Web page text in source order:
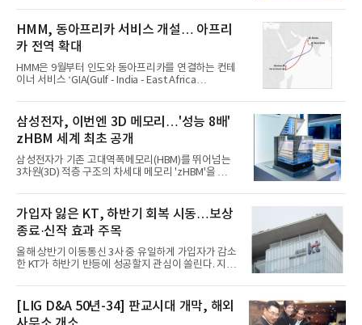
료 솔루션 관련 협력
억원에서 30억원으로 확대된다.증액된 상금은 삼성
창업주 호암 이병철 선생 서거 40주기가 되는 2027년
제37회 시상부터 적용된다. 호암재단은 국내 최고 권
위의 상으로 인정받는 삼성호암상의 위상을 제고하
고, 인류 사회 발전에 공헌한 우수 인재에 대한 지원을
강화하기 위한 결정이라고 설명했다.삼성호암상은 최
근 수상자들이 노벨상, 필즈상 등 세계적 권위의 상들
호암상 과학
HMM, 동아프리카 서비스 개설… 아프리
카 전역 확대
HMM은 9월부터 인도와 동아프리카를 연결하는 컨테
이너 서비스 ‘GIA(Gulf - India - East Africa
최원혁 사장 부임 이후 추진 중인 컨테이너 부문 ‘허브
앤 스포크(Hub & Spoke)’ 전략의 두 번째 아프리카
지선망이다. 인도 및 중앙아시아발 화물이 집결하는
나바셰바(Nhava Sheva)와 문드라(Mundra)를 중심
으로 동아프리카를 연결한다.첫 출항은 9월 넷째 주
나바셰바에서 시작되며, 2800TEU(1TEU는 20피트
길이 컨테이너)급 컨테이너선 5척이 투입된다. 기항
냐) 순이다. 중국 COSCO
삼성전자, 이번엔 3D 메모리…'성능 8배'
zHBM 세계 최초 공개
삼성전자가 기존 고대역폭메모리(HBM)를 뛰어넘는
3차원(3D) 적층 구조의 차세대 메모리 'zHBM'을 세계
수직으로 쌓아 올려 데이터 이동 거리를 최소화한 것
이 핵심이다.5일 업계에 따르면 삼성전자는 4일부터
6일(현지시간)까지 미국 캘리포니아주 산타클라라 컨
벤션센터에서 열리는 '퓨처오브메모리앤스토리지
(FMS) 2026'에 참가해 차세대 3D 메모리 아키텍처인
zHBM과 zNAND-O의 실물모형(목업)을 업계 최초로
공개했다, 삼성전자는 이번 행사에 약 20평 규모의 최
30개 제품을 선보였다
가입자 잃은 KT, 하반기 회복 시동…보상
종료·신작 효과 주목
올해 상반기 이동통신 3사 중 유일하게 가입자가 감소
한 KT가 하반기 반등에 성공할지 관심이 쏠린다. 지난
종료되면서 일부 가입자 이탈 우려가 나온다. 다만 보
상 비용 부담이 줄어드는 데다 하반기 삼성전자와 애
플이 신제품을 출시하며 번호이동 시장이 활성화되면
[LIG D&A 50년-34] 판교시대 개막, 해외